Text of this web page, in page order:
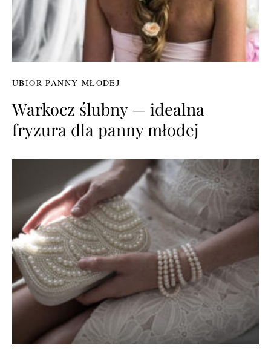
UBIÓR PANNY MŁODEJ
Warkocz ślubny — idealna
fryzura dla panny młodej